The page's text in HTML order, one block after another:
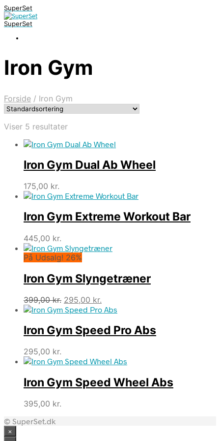
SuperSet
SuperSet
Iron Gym
Forside / Iron Gym
Viser 5 resultater
Iron Gym Dual Ab Wheel
175,00 kr.
Iron Gym Extreme Workout Bar
445,00 kr.
På Udsalg! 26%
Iron Gym Slyngetræner
399,00kr. Den
oprindelige
var:
399,00 kr..
295,00 kr.
aktuelle
er:
295,00 kr..
Iron Gym Speed Pro Abs
295,00 kr.
Iron Gym Speed Wheel Abs
395,00 kr.
© SuperSet.dk
×